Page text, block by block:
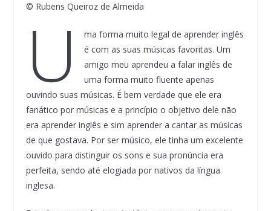
© Rubens Queiroz de Almeida
U
ma forma muito legal de aprender inglês
é com as suas músicas favoritas. Um
amigo meu aprendeu a falar inglês de
uma forma muito fluente apenas
ouvindo suas músicas. É bem verdade que ele era
fanático por músicas e a princípio o objetivo dele não
era aprender inglês e sim aprender a cantar as músicas
de que gostava. Por ser músico, ele tinha um excelente
ouvido para distinguir os sons e sua pronúncia era
perfeita, sendo até elogiada por nativos da língua
inglesa.